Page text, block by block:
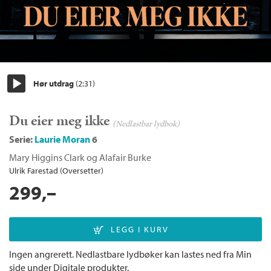
Hør utdrag (2:31)
Du eier meg ikke (Nedlastbar lydbok)
Serie: Laurie Moran6
Mary Higgins Clarkog Alafair Burke
Ulrik Farestad (Oversetter)
299,–
Ingen angrerett. Nedlastbare lydbøker kan lastes ned fra Min
side under Digitale produkter.